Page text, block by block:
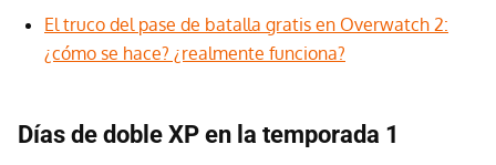
El truco del pase de batalla gratis en Overwatch 2:
¿cómo se hace? ¿realmente funciona?
Días de doble XP en la temporada 1